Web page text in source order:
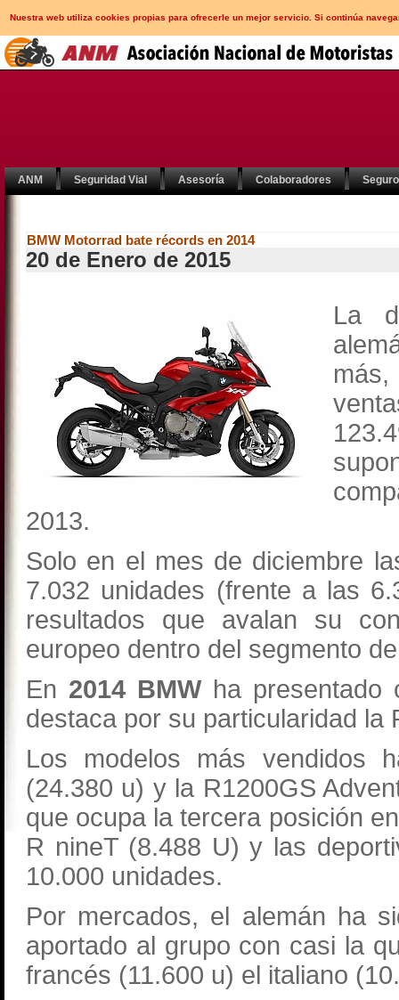
Nuestra web utiliza cookies propias para ofrecerle un mejor servicio. Si continúa
ANM Seguridad Vial Asesoría Colaboradores
BMW Motorrad bate récords en 2014
20 de Enero de 2015
La
2013.
Solo en el mes de diciembre
7.032 unidades (frente a las
resultados que avalan su
europeo dentro del segmento
En 2014 BMWha presentado
destaca por su particularidad la
Los modelos más vendidos
(24.380 u) y la R1200GS
que ocupa la tercera posición
R nineT (8.488 U) y las
10.000 unidades.
Por mercados, el alemán ha
aportado al grupo con casi la
francés (11.600 u) el italiano